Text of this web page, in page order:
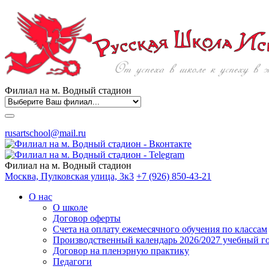
Филиал на м. Водный стадион
rusartschool@mail.ru
Филиал на м. Водный стадион
Москва, Пулковская улица, 3к3 +7 (926) 850-43-21
О нас
О школе
Договор оферты
Счета на оплату ежемесячного обучения по классам
Производственный календарь 2026/2027 учебный
Договор на пленэрную практику
Педагоги